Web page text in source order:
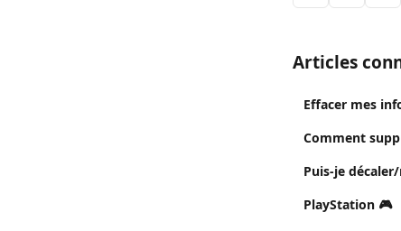
Articles
Effacer mes
Comment
Puis-je
PlayStation 🎮